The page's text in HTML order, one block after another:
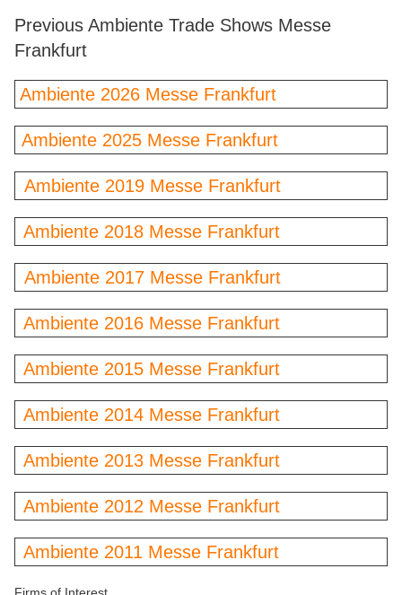
Previous Ambiente Trade Shows Messe
Frankfurt
Ambiente 2026 Messe Frankfurt
Ambiente 2025 Messe Frankfurt
Ambiente 2019 Messe Frankfurt
Ambiente 2018 Messe Frankfurt
Ambiente 2017 Messe Frankfurt
Ambiente 2016 Messe Frankfurt
Ambiente 2015 Messe Frankfurt
Ambiente 2014 Messe Frankfurt
Ambiente 2013 Messe Frankfurt
Ambiente 2012 Messe Frankfurt
Ambiente 2011 Messe Frankfurt